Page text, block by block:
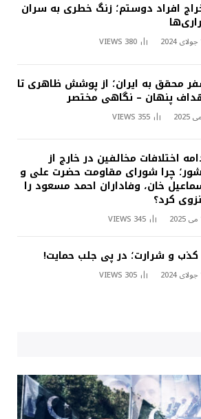
افراد دوستم؛ زنگ خطری به سران
380
VIEWS
محقق به ایران؛ از پوشش ظاهری تا
پنهان – نگاهی مختصر
355
VIEWS
اختلافات مخالفین در خارج از
چرا شورای مقاومت حضرت علی و
خان، وفاداران احمد مسعود را
کرد؟
345
VIEWS
کذب و شرارت؛ در پی جلب حمایت!
305
VIEWS